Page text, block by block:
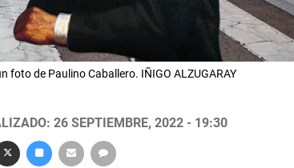
foto de Paulino Caballero. IÑIGO ALZUGARAY
26 SEPTIEMBRE, 2022 - 19:30